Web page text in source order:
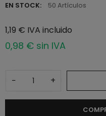
EN STOCK: 50 Artículos
1,19 € IVA incluido
0,98 € sin IVA
− +